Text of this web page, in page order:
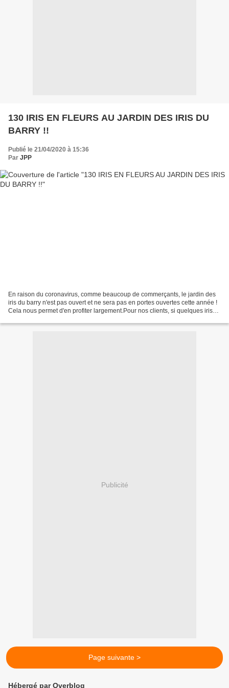
130 IRIS EN FLEURS AU JARDIN DES IRIS DU
BARRY !!
Publié le 21/04/2020 à 15:36
Par JPP
En raison du coronavirus, comme beaucoup de commerçants, le jardin des
iris du barry n'est pas ouvert et ne sera pas en portes ouvertes cette année !
Cela nous permet d'en profiter largement.Pour nos clients, si quelques iris
Publicité
Page suivante >
Hébergé par Overblog